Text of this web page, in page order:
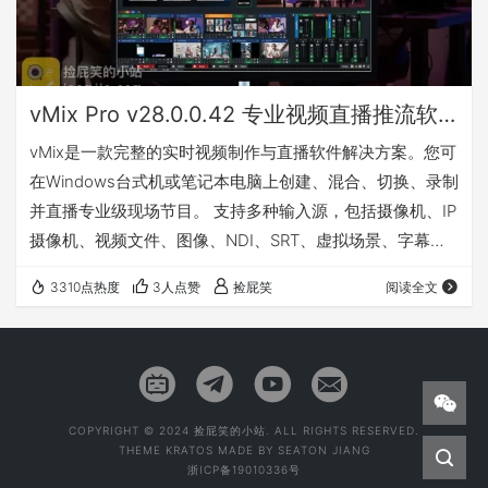
vMix Pro v28.0.0.42 专业视频直播推流软件
vMix是一款完整的实时视频制作与直播软件解决方案。您可
在Windows台式机或笔记本电脑上创建、混合、切换、录制
并直播专业级现场节目。 支持多种输入源，包括摄像机、IP
摄像机、视频文件、图像、NDI、SRT、虚拟场景、字幕、
详情请访问官网：点击前往 我有话要说 vMix应该不用过多
介绍吧……用的到的人不用介绍，用不到的人浪费时间给你
3310点热度 3人点赞 捡屁笑 阅读全文
COPYRIGHT © 2024 捡屁笑的小站. ALL RIGHTS RESERVED.
THEME KRATOS MADE BY SEATON JIANG
浙ICP备19010336号